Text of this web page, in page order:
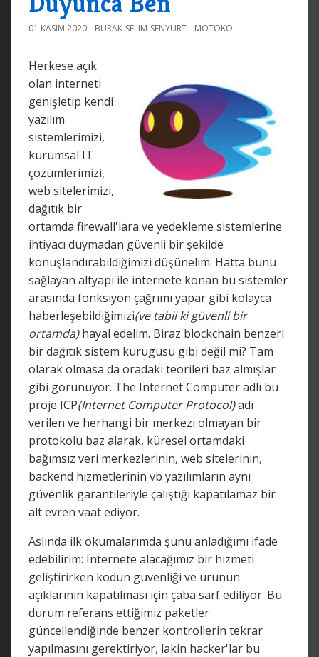
01 KASIM 2020 BURAK-SELIM-SENYURT MOTOKO
Herkese açık
olan interneti
genişletip kendi
yazılım
sistemlerimizi,
kurumsal IT
çözümlerimizi,
web sitelerimizi,
dağıtık bir
ortamda firewall'lara ve yedekleme sistemlerine
ihtiyacı duymadan güvenli bir şekilde
konuşlandırabildiğimizi düşünelim. Hatta bunu
sağlayan altyapı ile internete konan bu sistemler
arasında fonksiyon çağrımı yapar gibi kolayca
haberleşebildiğimizi(ve tabii ki güvenli bir
ortamda)hayal edelim. Biraz blockchain benzeri
bir dağıtık sistem kurugusu gibi değil mi? Tam
olarak olmasa da oradaki teorileri baz almışlar
gibi görünüyor. The Internet Computer adlı bu
proje ICP(Internet Computer Protocol)adı
verilen ve herhangi bir merkezi olmayan bir
protokolü baz alarak, küresel ortamdaki
bağımsız veri merkezlerinin, web sitelerinin,
backend hizmetlerinin vb yazılımların aynı
güvenlik garantileriyle çalıştığı kapatılamaz bir
alt evren vaat ediyor.
Aslında ilk okumalarımda şunu anladığımı ifade
edebilirim: Internete alacağımız bir hizmeti
geliştirirken kodun güvenliği ve ürünün
açıklarının kapatılması için çaba sarf ediliyor. Bu
durum referans ettiğimiz paketler
güncellendiğinde benzer kontrollerin tekrar
yapılmasını gerektiriyor, lakin hacker'lar bu